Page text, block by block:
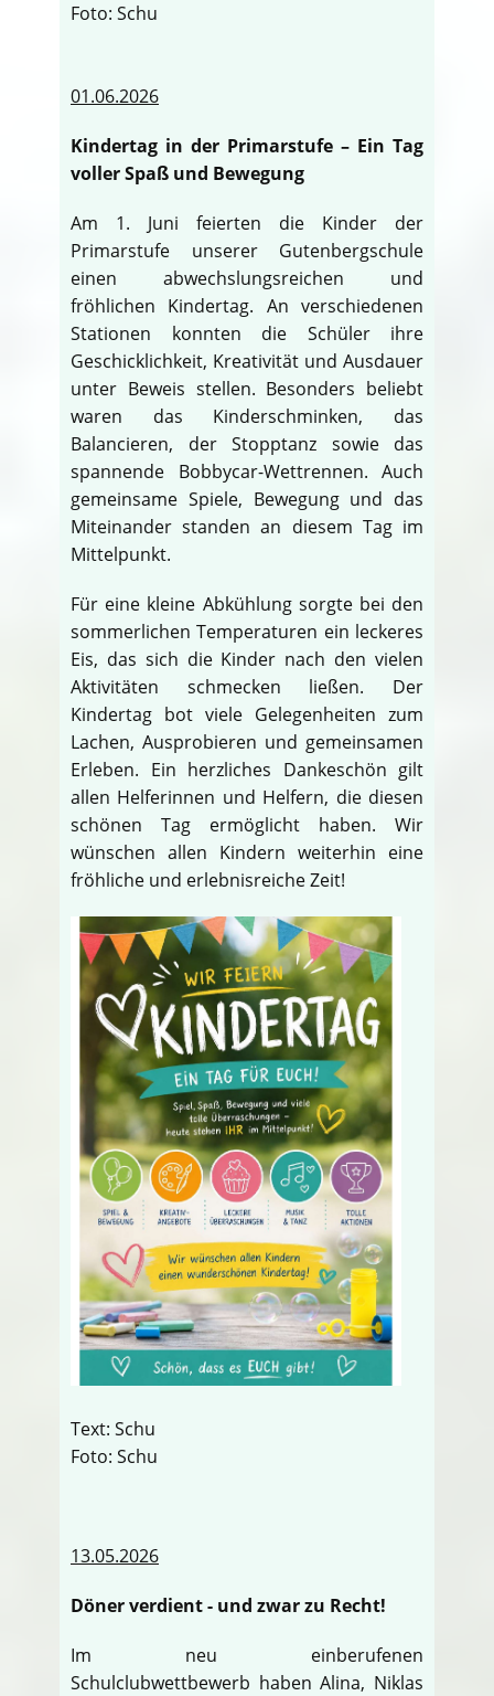
Foto: Schu
01.06.2026
Kindertag in der Primarstufe – Ein Tag
voller Spaß und Bewegung
Am 1. Juni feierten die Kinder der
Primarstufe unserer Gutenbergschule
einen abwechslungsreichen und
fröhlichen Kindertag. An verschiedenen
Stationen konnten die Schüler ihre
Geschicklichkeit, Kreativität und Ausdauer
unter Beweis stellen. Besonders beliebt
waren das Kinderschminken, das
Balancieren, der Stopptanz sowie das
spannende Bobbycar-Wettrennen. Auch
gemeinsame Spiele, Bewegung und das
Miteinander standen an diesem Tag im
Mittelpunkt.
Für eine kleine Abkühlung sorgte bei den
sommerlichen Temperaturen ein leckeres
Eis, das sich die Kinder nach den vielen
Aktivitäten schmecken ließen. Der
Kindertag bot viele Gelegenheiten zum
Lachen, Ausprobieren und gemeinsamen
Erleben. Ein herzliches Dankeschön gilt
allen Helferinnen und Helfern, die diesen
schönen Tag ermöglicht haben. Wir
wünschen allen Kindern weiterhin eine
fröhliche und erlebnisreiche Zeit!
Text: Schu
Foto: Schu
13.05.2026
Döner verdient - und zwar zu Recht!
Im neu einberufenen
Schulclubwettbewerb haben Alina, Niklas